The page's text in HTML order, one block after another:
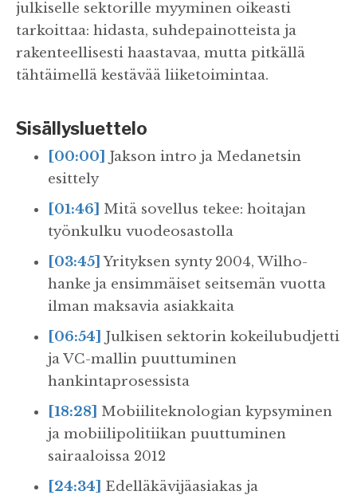
julkiselle sektorille myyminen oikeasti
tarkoittaa: hidasta, suhdepainotteista ja
rakenteellisesti haastavaa, mutta pitkällä
tähtäimellä kestävää liiketoimintaa.
Sisällysluettelo
[00:00]
Jakson intro ja Medanetsin
esittely
[01:46]
Mitä sovellus tekee: hoitajan
työnkulku vuodeosastolla
[03:45] Yrityksen synty 2004, Wilho-
hanke ja ensimmäiset seitsemän vuotta
ilman maksavia asiakkaita
[06:54]
Julkisen sektorin kokeilubudjetti
ja VC-mallin puuttuminen
hankintaprosessista
[18:28]
Mobiiliteknologian kypsyminen
ja mobiilipolitiikan puuttuminen
sairaaloissa 2012
[24:34]
Edelläkävijäasiakas ja